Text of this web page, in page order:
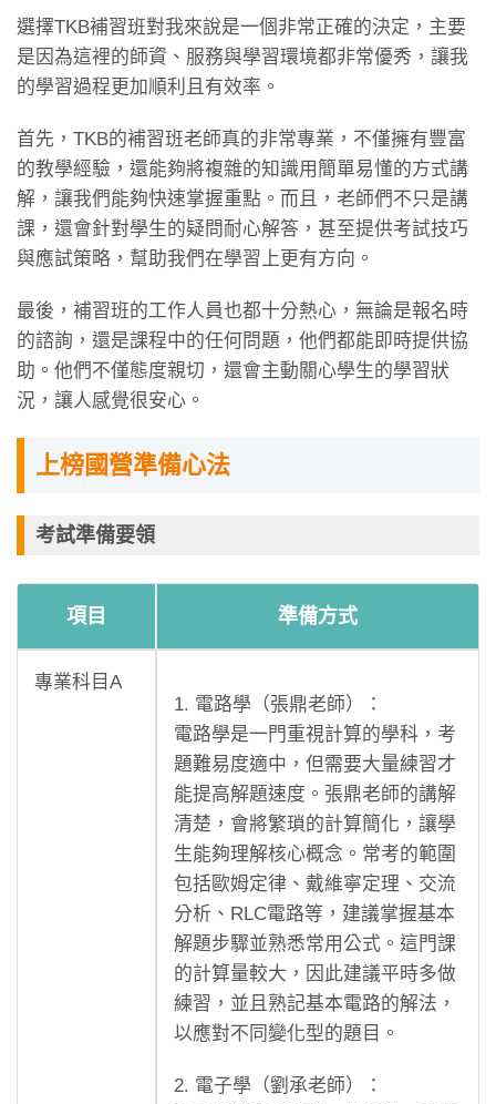
選擇TKB補習班對我來說是一個非常正確的決定，主要
是因為這裡的師資、服務與學習環境都非常優秀，讓我
的學習過程更加順利且有效率。
首先，TKB的補習班老師真的非常專業，不僅擁有豐富
的教學經驗，還能夠將複雜的知識用簡單易懂的方式講
解，讓我們能夠快速掌握重點。而且，老師們不只是講
課，還會針對學生的疑問耐心解答，甚至提供考試技巧
與應試策略，幫助我們在學習上更有方向。
最後，補習班的工作人員也都十分熱心，無論是報名時
的諮詢，還是課程中的任何問題，他們都能即時提供協
助。他們不僅態度親切，還會主動關心學生的學習狀
況，讓人感覺很安心。
上榜國營準備心法
考試準備要領
項目 準備方式
專業科目A
1. 電路學（張鼎老師）：
電路學是一門重視計算的學科，考
題難易度適中，但需要大量練習才
能提高解題速度。張鼎老師的講解
清楚，會將繁瑣的計算簡化，讓學
生能夠理解核心概念。常考的範圍
包括歐姆定律、戴維寧定理、交流
分析、RLC電路等，建議掌握基本
解題步驟並熟悉常用公式。這門課
的計算量較大，因此建議平時多做
練習，並且熟記基本電路的解法，
以應對不同變化型的題目。
2. 電子學（劉承老師）：